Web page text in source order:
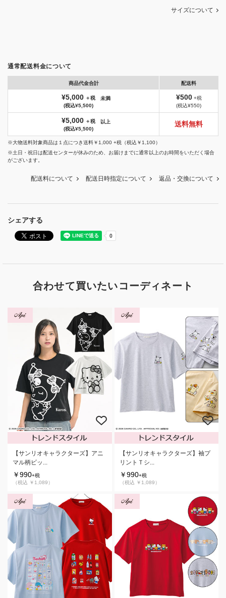
シェアする
サイズについて
通常配送料金について
商品代金合計 配送料
¥5,000 ＋税
(税込¥5,500)
未満 ¥500+税
(税込¥550)
¥5,000 ＋税
(税込¥5,500)
以上 送料無料
※大物送料対象商品は１点につき送料￥1,000 +税（税込￥1,100）
※土日・祝日は配送センターが休みのため、お届けまでに通常以上のお時間をいただく場合
がございます。
配送料について 配送日時指定について 返品・交換について
合わせて買いたいコーディネート
【サンリオキャラクターズ】アニ
マル柄ビッ...
￥990+税
（税込 ￥1,089）
【サンリオキャラクターズ】袖プ
リントＴシ...
￥990+税
（税込 ￥1,089）